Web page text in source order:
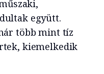
együtt.
több mint tíz
kiemelkedik